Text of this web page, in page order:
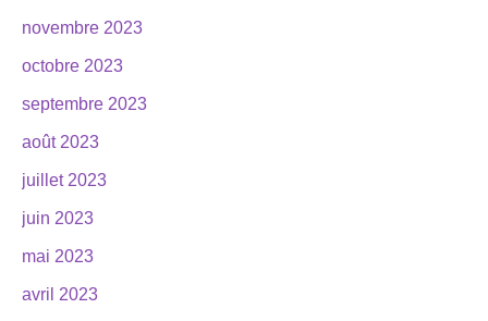
novembre 2023
octobre 2023
septembre 2023
août 2023
juillet 2023
juin 2023
mai 2023
avril 2023